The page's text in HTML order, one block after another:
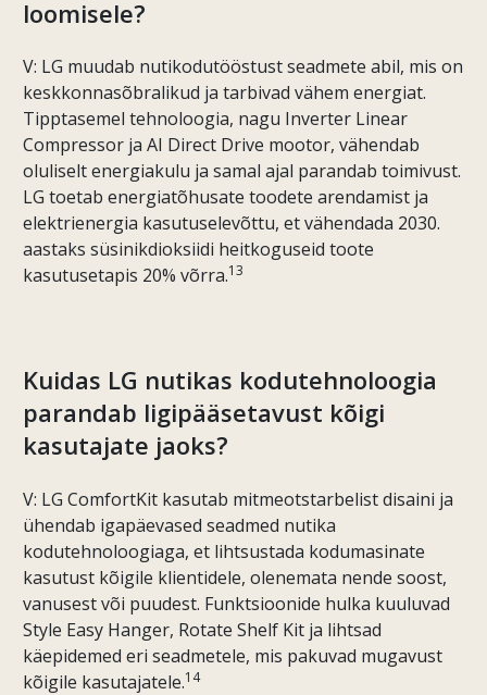
loomisele?
V: LG muudab nutikodutööstust seadmete abil, mis on
keskkonnasõbralikud ja tarbivad vähem energiat.
Tipptasemel tehnoloogia, nagu Inverter Linear
Compressor ja AI Direct Drive mootor, vähendab
oluliselt energiakulu ja samal ajal parandab toimivust.
LG toetab energiatõhusate toodete arendamist ja
elektrienergia kasutuselevõttu, et vähendada 2030.
aastaks süsinikdioksiidi heitkoguseid toote
kasutusetapis 20% võrra.13
Kuidas LG nutikas kodutehnoloogia
parandab ligipääsetavust kõigi
kasutajate jaoks?
V: LG ComfortKit kasutab mitmeotstarbelist disaini ja
ühendab igapäevased seadmed nutika
kodutehnoloogiaga, et lihtsustada kodumasinate
kasutust kõigile klientidele, olenemata nende soost,
vanusest või puudest. Funktsioonide hulka kuuluvad
Style Easy Hanger, Rotate Shelf Kit ja lihtsad
käepidemed eri seadmetele, mis pakuvad mugavust
kõigile kasutajatele.14